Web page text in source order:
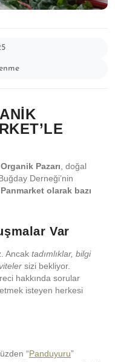
Pazarı , doğal
Derneği’nin
Panmarket olarak bazı
Var
Ancak tadımlıklar, bilgi
sizi bekliyor.
hakkında sorular
isteyen herkesi
“Panduyuru”